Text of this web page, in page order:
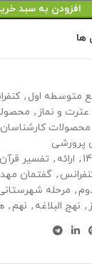
افزودن به سبد
ها
متوسطه اول ,
و نماز ,
محصولات کارشناسان
پرورشی
, ارائه , تفسیر قرآن
, گفتمان
, مرحله
, نهج البلاغه , نهم,